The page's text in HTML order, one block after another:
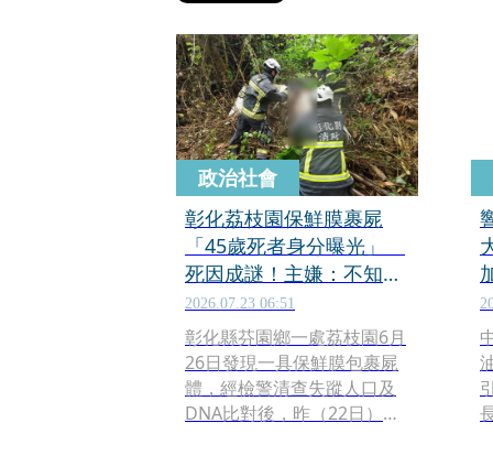
政治社會
彰化荔枝園保鮮膜裹屍
「45歲死者身分曝光」
死因成謎！主嫌：不知該
如何處理
2026.07.23 06:51
彰化縣芬園鄉一處荔枝園6月
26日發現一具保鮮膜包裹屍
體，經檢警清查失蹤人口及
DNA比對後，昨（22日）證